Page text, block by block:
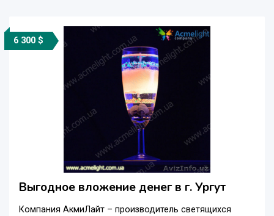
6 300 $
Выгодное вложение денег в г. Ургут
Компания АкмиЛайт – производитель светящихся